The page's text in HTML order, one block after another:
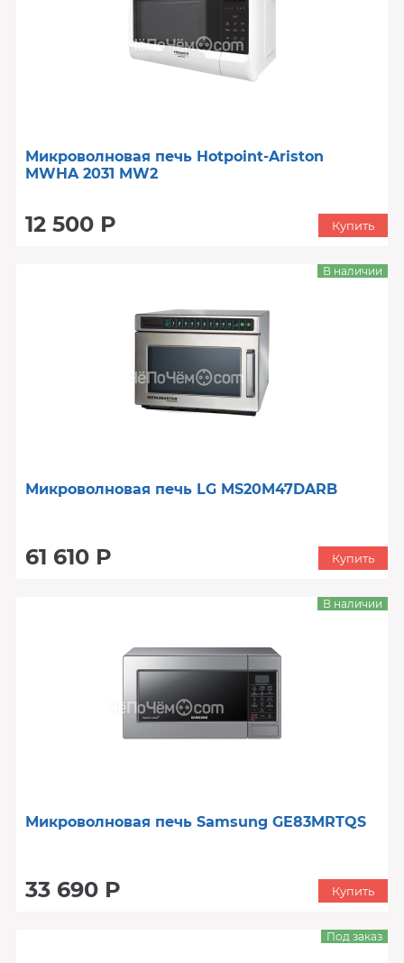
Микроволновая печь Hotpoint-Ariston
MWHA 2031 MW2
12 500 Р Купить
Микроволновая печь LG MS20M47DARB
61 610 Р
В наличии
Купить
Микроволновая печь Samsung GE83MRTQS
33 690 Р
В наличии
Купить
Под заказ